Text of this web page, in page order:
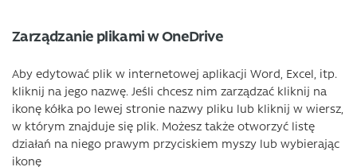
Zarządzanie plikami w OneDrive
Aby edytować plik w internetowej aplikacji Word, Excel, itp.
kliknij na jego nazwę. Jeśli chcesz nim zarządzać kliknij na
ikonę kółka po lewej stronie nazwy pliku lub kliknij w wiersz,
w którym znajduje się plik. Możesz także otworzyć listę
działań na niego prawym przyciskiem myszy lub wybierając
ikonę